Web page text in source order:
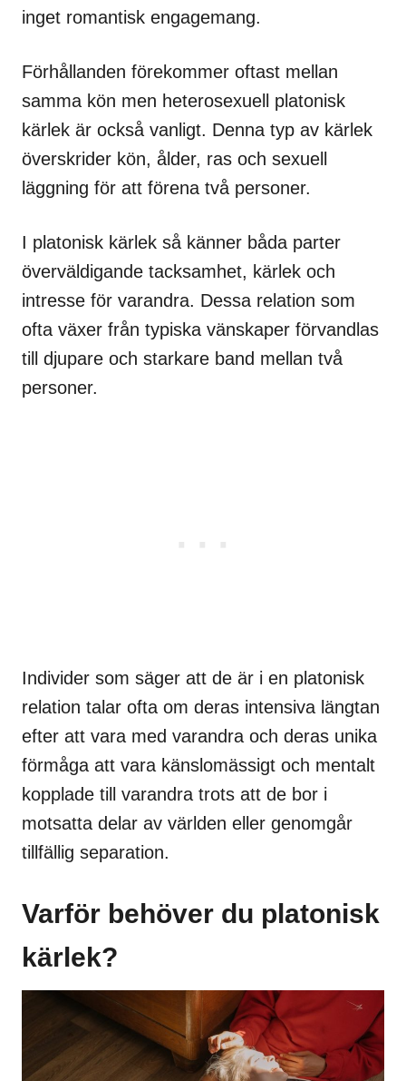
inget romantisk engagemang.
Förhållanden förekommer oftast mellan
samma kön men heterosexuell platonisk
kärlek är också vanligt. Denna typ av kärlek
överskrider kön, ålder, ras och sexuell
läggning för att förena två personer.
I platonisk kärlek så känner båda parter
överväldigande tacksamhet, kärlek och
intresse för varandra. Dessa relation som
ofta växer från typiska vänskaper förvandlas
till djupare och starkare band mellan två
personer.
Individer som säger att de är i en platonisk
relation talar ofta om deras intensiva längtan
efter att vara med varandra och deras unika
förmåga att vara känslomässigt och mentalt
kopplade till varandra trots att de bor i
motsatta delar av världen eller genomgår
tillfällig separation.
Varför behöver du platonisk
kärlek?